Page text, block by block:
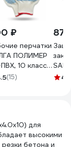
₽
перчатки
ПОЛИМЕР
10 класс,
10 пар
(15)
87
4.5
для
высокими
бетона и